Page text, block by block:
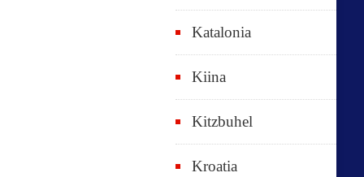
Katalonia
Kiina
Kitzbuhel
Kroatia